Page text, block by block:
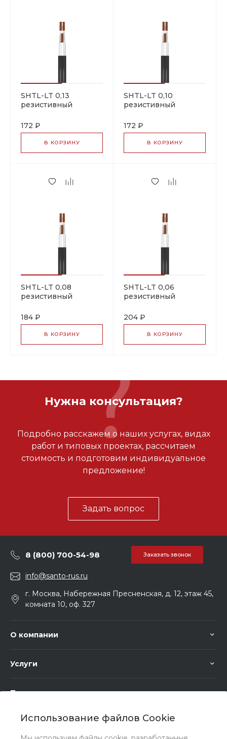
Использование файлов Cookie
SHTL-LT 0,13
резистивный
172 ₽
В КОРЗИНУ
SHTL-LT 0,10
резистивный
172 ₽
В КОРЗИНУ
SHTL-LT 0,08
резистивный
184 ₽
В КОРЗИНУ
SHTL-LT 0,06
резистивный
204 ₽
В КОРЗИНУ
Нужна консультация?
Подробно расскажем о наших услугах, видах
работ и типовых проектах, рассчитаем
стоимость и подготовим индивидуальное
предложение!
Задать вопрос
8 (800) 700-54-98 Заказать звонок
info@santo-rus.ru
г. Москва, Набережная Пресненская, д. 12, этаж 45,
комната 10, оф. 327
О компании
Услуги
Помощь